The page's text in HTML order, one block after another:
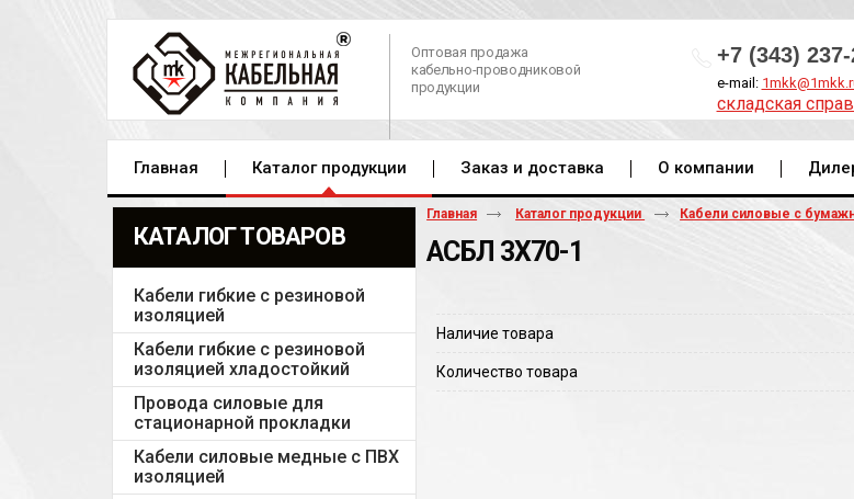
Оптовая продажа
кабельно-проводниковой
продукции
+7 (343)
e-mail:
складская
Главная Каталог продукции Заказ и доставка О компании
КАТАЛОГ ТОВАРОВ
Кабели гибкие с резиновой
изоляцией
Кабели гибкие с резиновой
изоляцией хладостойкий
Провода силовые для
стационарной прокладки
Кабели силовые медные с ПВХ
изоляцией
Главная Каталог продукции Кабели силовые с
АСБЛ 3Х70-1
Наличие товара
Количество товара